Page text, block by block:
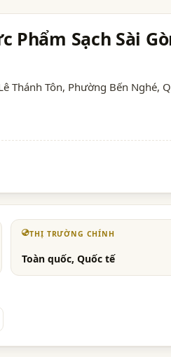
Phẩm Sạch Sài
Thánh Tôn, Phường Bến Nghé,
THỊ TRƯỜNG CHÍNH
Toàn quốc, Quốc tế